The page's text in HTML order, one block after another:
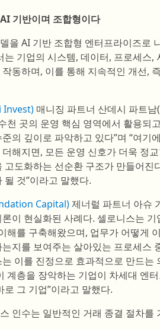
기반이며 조합형이다
을 AI 기반 조합형 엔터프라이즈로
는 기업의 시스템, 데이터, 프로세스
동하며, 이를 통해 지속적인 개선,
Invest) 매니징 파트너 산데시 파트
천 곳의 운영 핵심 영역에서 활용되
의 깊이로 파악하고 있다”며 “여기
해지면, 모든 운영 신호가 더욱 정
고도화하는 선순환 구조가 만들어진
것”이라고 말했다.
Capital)제너럴 파트너 아슈
이 현실화된 사례다. 셀로니스는
해를 구축해왔으며, 업무가 어떻게
지를 보여주는 살아있는 프로세스
이를 진정으로 효과적으로 만드
계층을 장악하는 기업이 차세대 엔
그 기업”이라고 말했다.
인수는 일반적인 거래 종결 절차를